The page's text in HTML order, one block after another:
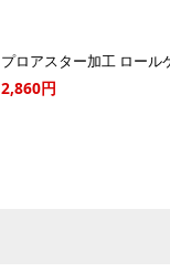
プロアスター加工 ロー
2,860円